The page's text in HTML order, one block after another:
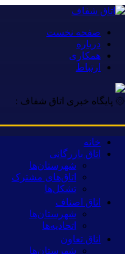
صفحه نخست
درباره
همکاری
ارتباط
۞ پایگاه خبری اتاق شفاف :
خانه
اتاق بازرگانی
شهرستان‌ها
اتاق‌های مشترک
تشکل‌ها
اتاق اصناف
شهرستان‌ها
اتحادیه‌ها
اتاق تعاون
شهرستان‌ها